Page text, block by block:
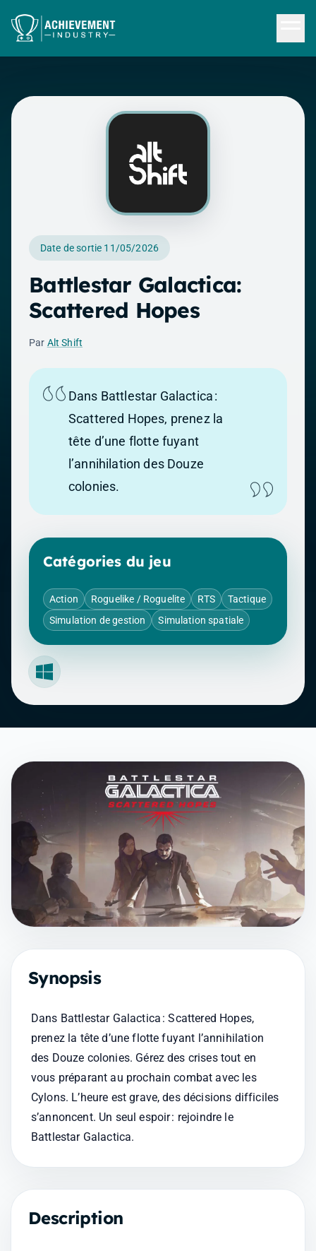
Date de sortie 11/05/2026
Battlestar Galactica:
Scattered Hopes
Par Alt Shift
Dans Battlestar Galactica :
Scattered Hopes, prenez la
tête d’une flotte fuyant
l’annihilation des Douze
colonies.
Catégories du jeu
Action Roguelike / Roguelite RTS
Tactique
Simulation de gestion
Simulation spatiale
Windows
Synopsis
Dans Battlestar Galactica : Scattered Hopes,
prenez la tête d’une flotte fuyant l’annihilation
des Douze colonies. Gérez des crises tout en
vous préparant au prochain combat avec les
Cylons. L’heure est grave, des décisions difficiles
s’annoncent. Un seul espoir : rejoindre le
Battlestar Galactica.
Description